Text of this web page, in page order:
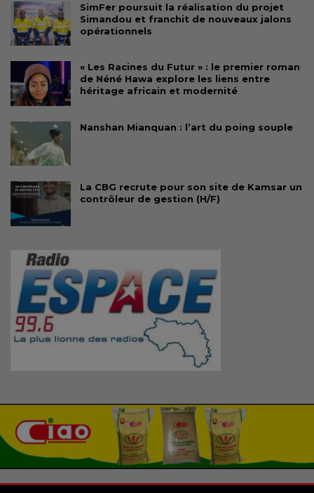
SimFer poursuit la réalisation du projet
Simandou et franchit de nouveaux jalons
opérationnels
« Les Racines du Futur » : le premier roman
de Néné Hawa explore les liens entre
héritage africain et modernité
Nanshan Mianquan : l’art du poing souple
La CBG recrute pour son site de Kamsar un
contrôleur de gestion (H/F)